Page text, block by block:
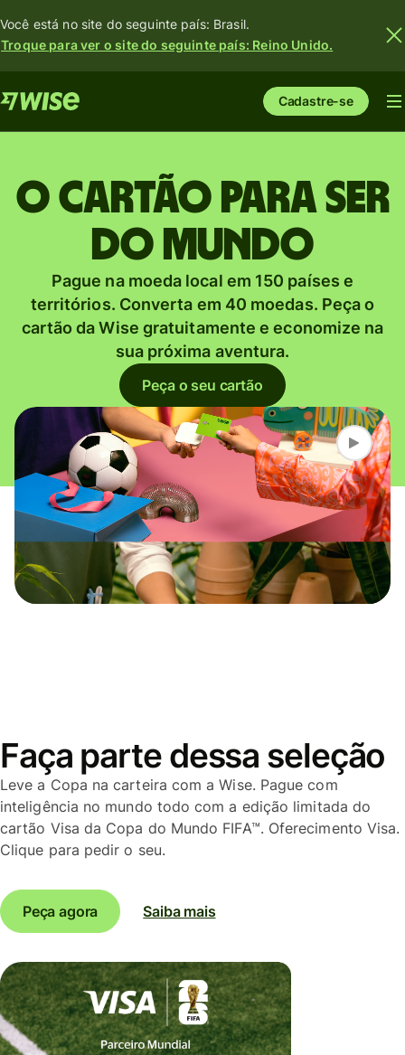
Você está no site do seguinte país: Brasil.
Troque para ver o site do seguinte país: Reino Unido.
Cadastre-se
O cartão para ser
do mundo
Pague na moeda local em 150 países e
territórios. Converta em 40 moedas. Peça o
cartão da Wise gratuitamente e economize na
sua próxima aventura.
Peça o seu cartão
Faça parte dessa seleção
Leve a Copa na carteira com a Wise. Pague com
inteligência no mundo todo com a edição limitada do
cartão Visa da Copa do Mundo FIFA™. Oferecimento Visa.
Clique para pedir o seu.
Peça agora Saiba mais